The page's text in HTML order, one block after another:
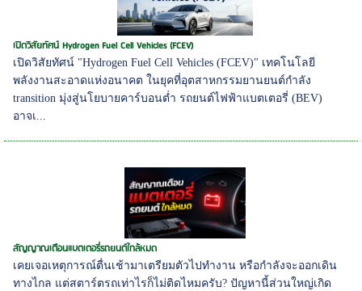
เปิดวิสัยทัศน์ Hydrogen Fuel Cell Vehicles (FCEV)
เปิดวิสัยทัศน์ "Hydrogen Fuel Cell Vehicles (FCEV)" เทคโนโลยี
พลังงานสะอาดแห่งอนาคต ในยุคที่อุตสาหกรรมยานยนต์กำลัง
transition มุ่งสู่นโยบายคาร์บอนต่ำ รถยนต์ไฟฟ้าแบตเตอรี่ (BEV)
อาจเ...
สัญญาณเตือนแบตเตอรี่รถยนต์ใกล้หมด
เคยเจอเหตุการณ์ตื่นเช้ามาเตรียมตัวไปทำงาน หรือกำลังจะออกเดิน
ทางไกล แต่สตาร์ตรถเท่าไรก็ไม่ติดไหมครับ? ปัญหานี้ส่วนใหญ่เกิด